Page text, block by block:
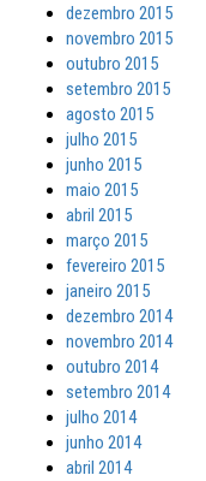
dezembro 2015
novembro 2015
outubro 2015
setembro 2015
agosto 2015
julho 2015
junho 2015
maio 2015
abril 2015
março 2015
fevereiro 2015
janeiro 2015
dezembro 2014
novembro 2014
outubro 2014
setembro 2014
julho 2014
junho 2014
abril 2014